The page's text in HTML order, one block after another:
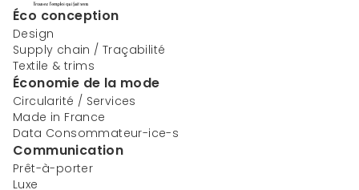
Éco conception
Design
Supply chain / Traçabilité
Textile & trims
Économie de la mode
Circularité / Services
Made in France
Data Consommateur-ice-s
Communication
Prêt-à-porter
Luxe